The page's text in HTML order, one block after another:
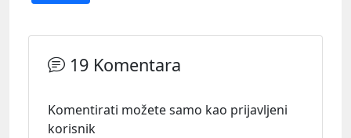
19 Komentara
Komentirati možete samo kao prijavljeni
korisnik